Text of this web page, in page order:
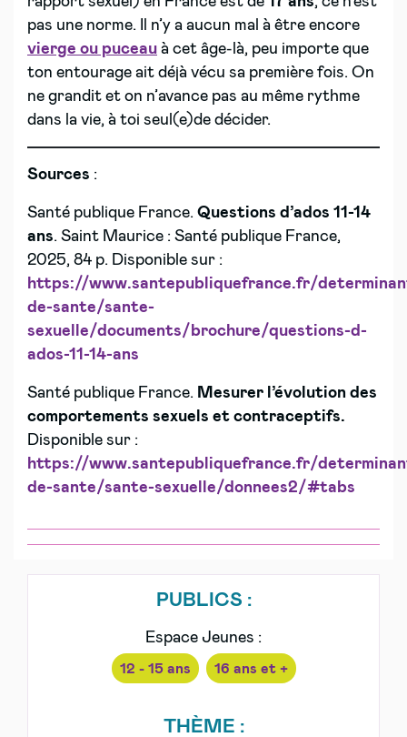
pas une norme. Il n’y a aucun mal à être encore
vierge ou puceau à cet âge-là, peu importe que
ton entourage ait déjà vécu sa première fois. On
ne grandit et on n’avance pas au même rythme
dans la vie, à toi seul(e)de décider.
Sources :
Santé publique France. Questions d’ados 11-14
ans. Saint Maurice : Santé publique France,
2025, 84 p. Disponible sur :
https://www.santepubliquefrance.fr/
de-sante/sante-
sexuelle/documents/brochure/questions-d-
ados-11-14-ans
Santé publique France. Mesurer l’évolution des
comportements sexuels et contraceptifs.
Disponible sur :
https://www.santepubliquefrance.fr/
de-sante/sante-sexuelle/donnees2/#tabs
PUBLICS :
Espace Jeunes :
12 - 15 ans 16 ans et +
THÈME :